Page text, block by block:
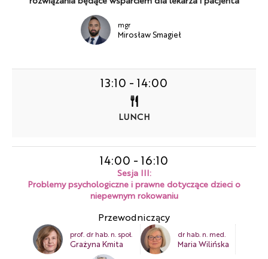
mgr
Mirosław Smagieł
13:10 - 14:00
LUNCH
14:00 - 16:10
Sesja III:
Problemy psychologiczne i prawne dotyczące dzieci o
niepewnym rokowaniu
Przewodniczący
prof. dr hab. n. społ.
Grażyna Kmita
dr hab. n. med.
Maria Wilińska